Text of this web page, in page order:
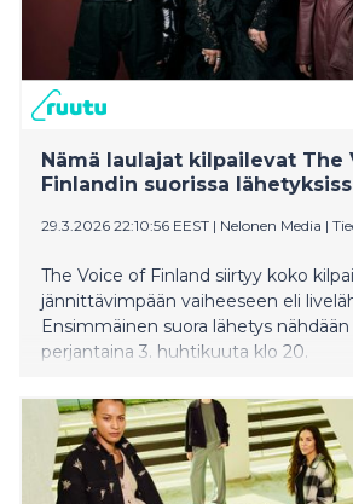
Nämä laulajat kilpailevat The
Finlandin suorissa
29.3.2026 22:10:56 EEST | Nelonen Media |
The Voice of Finland siirtyy koko
jännittävimpään vaiheeseen eli
Ensimmäinen suora lähetys
perjantaina 3. huhtikuuta klo 20.